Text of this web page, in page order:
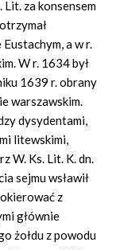
za konsensem
a w r.
W r. 1634 był
1639 r. obrany
warszawskim.
dysydentami,
litewskimi,
W. Ks. Lit. K. dn.
sejmu wsławił
z
głównie
żołdu z powodu